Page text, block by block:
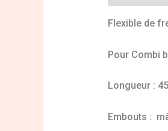
Flexible de
Pour Combi
Longueur :
Embouts :